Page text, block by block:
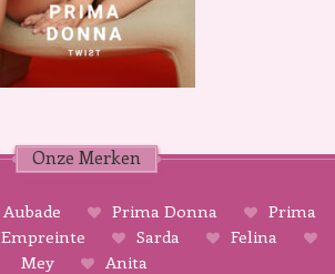
Onze Merken
Aubade Prima Donna
Prima
Empreinte Sarda
Felina
Mey
Anita